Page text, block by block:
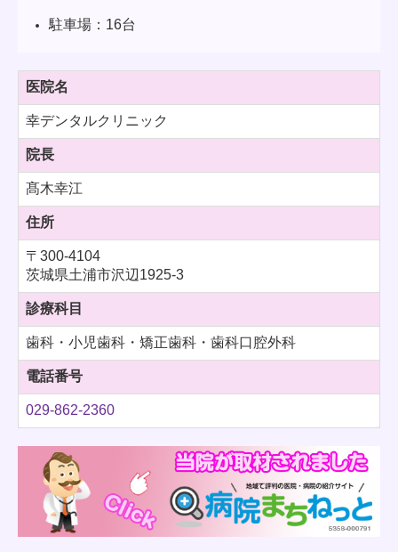
駐車場：16台
医院名
幸デンタルクリニック
院長
髙木幸江
住所
〒300-4104
茨城県土浦市沢辺1925-3
診療科目
歯科・小児歯科・矯正歯科・歯科口腔外科
電話番号
029-862-2360